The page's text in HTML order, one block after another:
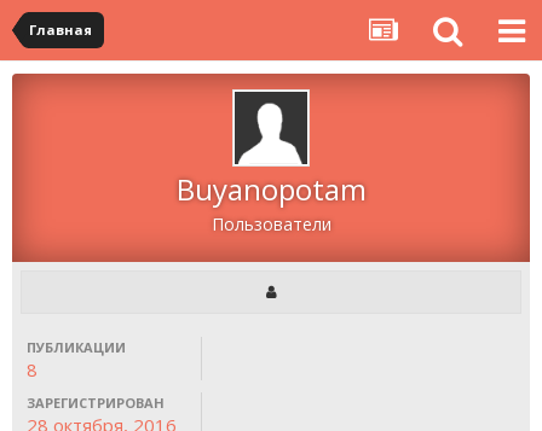
Главная
Buyanopotam
Пользователи
ПУБЛИКАЦИИ
8
ЗАРЕГИСТРИРОВАН
28 октября, 2016